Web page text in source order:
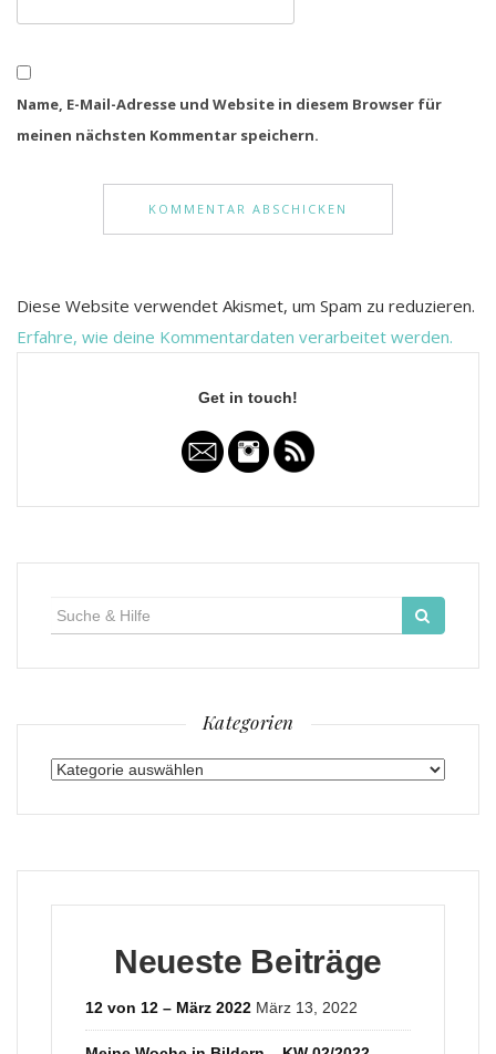
Name, E-Mail-Adresse und Website in diesem Browser für
meinen nächsten Kommentar speichern.
Diese Website verwendet Akismet, um Spam zu reduzieren.
Erfahre, wie deine Kommentardaten verarbeitet werden.
Get in touch!
für:
Kategorien
Kategorien
Neueste Beiträge
12 von 12 – März 2022 März 13, 2022